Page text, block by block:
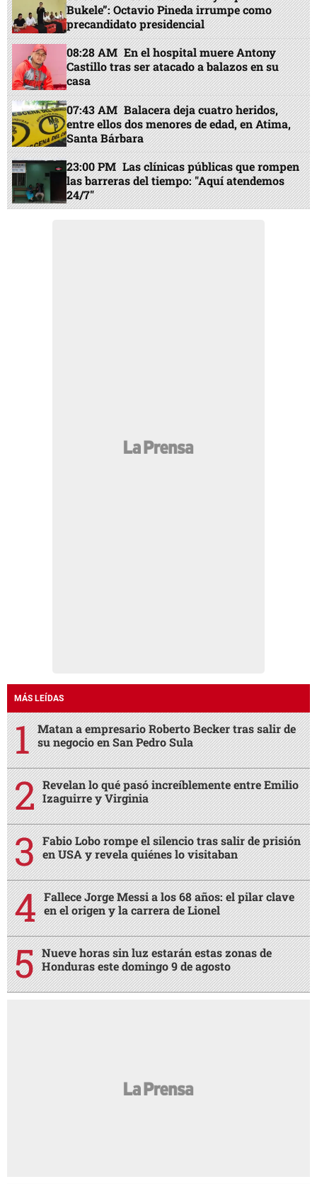
Bukele”: Octavio Pineda irrumpe como
precandidato presidencial
08:28 AM En el hospital muere Antony
Castillo tras ser atacado a balazos en su
casa
07:43 AM Balacera deja cuatro heridos,
entre ellos dos menores de edad, en Atima,
Santa Bárbara
23:00 PM Las clínicas públicas que rompen
las barreras del tiempo: "Aquí atendemos
24/7"
MÁS LEÍDAS
Matan a empresario Roberto Becker tras salir de
su negocio en San Pedro Sula
Revelan lo qué pasó increíblemente entre Emilio
Izaguirre y Virginia
Fabio Lobo rompe el silencio tras salir de prisión
en USA y revela quiénes lo visitaban
Fallece Jorge Messi a los 68 años: el pilar clave
en el origen y la carrera de Lionel
Nueve horas sin luz estarán estas zonas de
Honduras este domingo 9 de agosto